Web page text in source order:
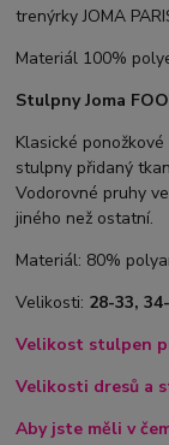
trenýrky JOMA
Materiál 100%
Stulpny Joma
Klasické
stulpny přidaný
Vodorovné pruhy
jiného než ostatní.
Materiál: 80%
Velikosti: 28-33,
Velikost stulpen
Velikosti dresů a
Aby jste měli v